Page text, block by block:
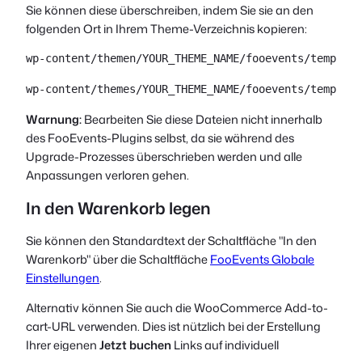
Sie können diese überschreiben, indem Sie sie an den
folgenden Ort in Ihrem Theme-Verzeichnis kopieren:
wp-content/themen/YOUR_THEME_NAME/fooevents/
wp-content/themes/YOUR_THEME_NAME/fooevents/
Warnung:Bearbeiten Sie diese Dateien nicht innerhalb
des FooEvents-Plugins selbst, da sie während des
Upgrade-Prozesses überschrieben werden und alle
Anpassungen verloren gehen.
In den Warenkorb legen
Sie können den Standardtext der Schaltfläche "In den
Warenkorb" über die SchaltflächeFooEvents Globale
Einstellungen.
Alternativ können Sie auch die WooCommerce Add-to-
cart-URL verwenden. Dies ist nützlich bei der Erstellung
Ihrer eigenenJetzt buchenLinks auf individuell